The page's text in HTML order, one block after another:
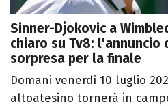
Sinner-Djokovic a
chiaro su Tv8: l'annuncio
sorpresa per la finale
Domani venerdì 10 luglio
altoatesino tornerà in